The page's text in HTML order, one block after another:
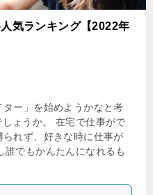
気ランキング【2022年
ー」を始めようかなと考
ょうか。 在宅で仕事がで
れず、好きな時に仕事が
誰でもかんたんになれるも